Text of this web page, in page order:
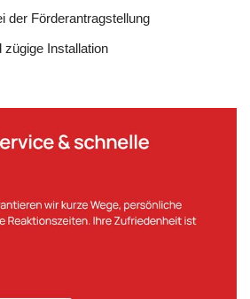
der Förderantragstellung
zügige Installation